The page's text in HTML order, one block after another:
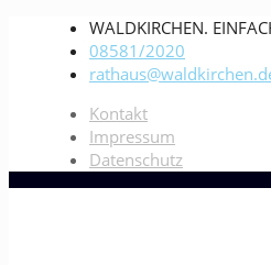
WALDKIRCHEN.
08581/2020
Kontakt
Impressum
Datenschutz